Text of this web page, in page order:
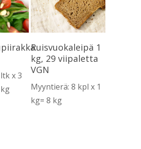
x 3
Lue Lisää
Ruisvuokaleipä 1
kg, 29 viipaletta
VGN
Myyntierä: 8 kpl x 1
kg= 8 kg